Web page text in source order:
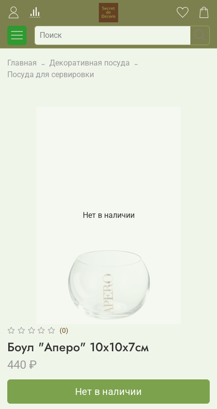
Главная
Декоративная посуда
Посуда для сервировки
Нет в наличии
(0)
Боул "Аперо" 10x10x7см
440 ₽
Нет в наличии